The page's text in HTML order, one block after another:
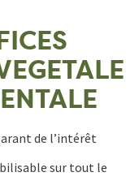
de l’intérêt
sur tout le